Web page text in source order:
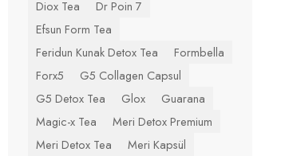
Diox Tea
Dr Poin 7
Efsun Form Tea
Feridun Kunak Detox Tea
Formbella
Forx5
G5 Collagen Capsul
G5 Detox Tea
Glox
Guarana
Magic-x Tea
Meri Detox Premium
Meri Detox Tea
Meri Kapsül